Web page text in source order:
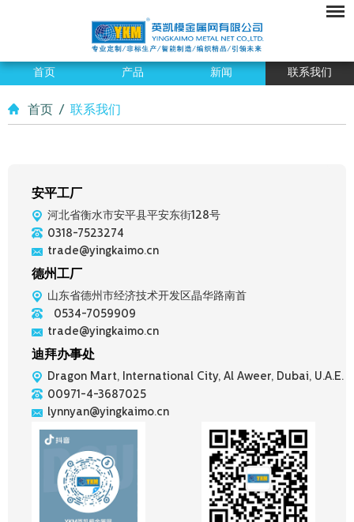
首页 产品 新闻 联系我们
首页 / 联系我们
安平工厂
河北省衡水市安平县平安东街128号
0318-7523274
trade@yingkaimo.cn
德州工厂
山东省德州市经济技术开发区晶华路南首
0534-7059909
trade@yingkaimo.cn
迪拜办事处
Dragon Mart, International City, Al Aweer, Dubai, U.A.E.
00971-4-3687025
lynnyan@yingkaimo.cn